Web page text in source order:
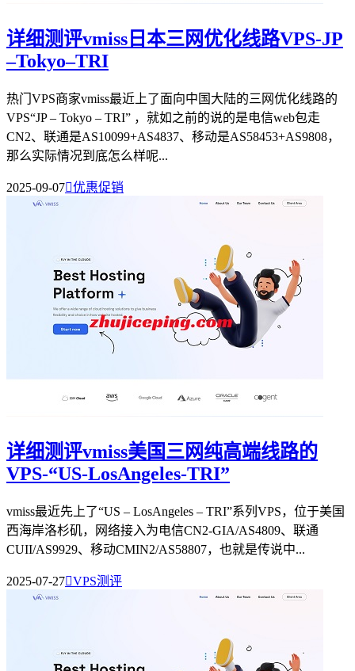
详细测评vmiss日本三网优化线路VPS-JP
–Tokyo–TRI
热门VPS商家vmiss最近上了面向中国大陆的三网优化线路的
VPS“JP – Tokyo – TRI” ，就如之前的说的是电信web包走
CN2、联通是AS10099+AS4837、移动是AS58453+AS9808，
那么实际情况到底怎么样呢...
2025-09-07优惠促销
详细测评vmiss美国三网纯高端线路的
VPS-“US-LosAngeles-TRI”
vmiss最近先上了“US – LosAngeles – TRI”系列VPS，位于美国
西海岸洛杉矶，网络接入为电信CN2-GIA/AS4809、联通
CUII/AS9929、移动CMIN2/AS58807，也就是传说中...
2025-07-27VPS测评